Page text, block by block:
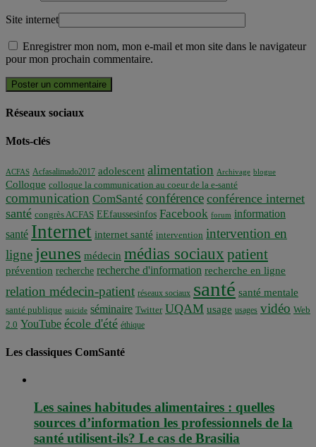
Site internet
Enregistrer mon nom, mon e-mail et mon site dans le navigateur
pour mon prochain commentaire.
Réseaux sociaux
Mots-clés
ACFAS Acfasalimado2017 adolescent alimentation Archivage blogue
Colloque colloque la communication au coeur de la e-santé
communication ComSanté conférence conférence internet
santé congrès ACFAS EEfaussesinfos Facebook forum information
santé Internet internet santé intervention intervention en
ligne jeunes médecin médias sociaux patient
prévention recherche recherche d'information recherche en ligne
relation médecin-patient réseaux sociaux santé santé mentale
santé publique suicide séminaire Twitter UQAM usage usages vidéo Web
2.0 YouTube école d'été éthique
Les classiques ComSanté
Les saines habitudes alimentaires : quelles
sources d’information les professionnels de la
santé utilisent-ils? Le cas de Brasilia